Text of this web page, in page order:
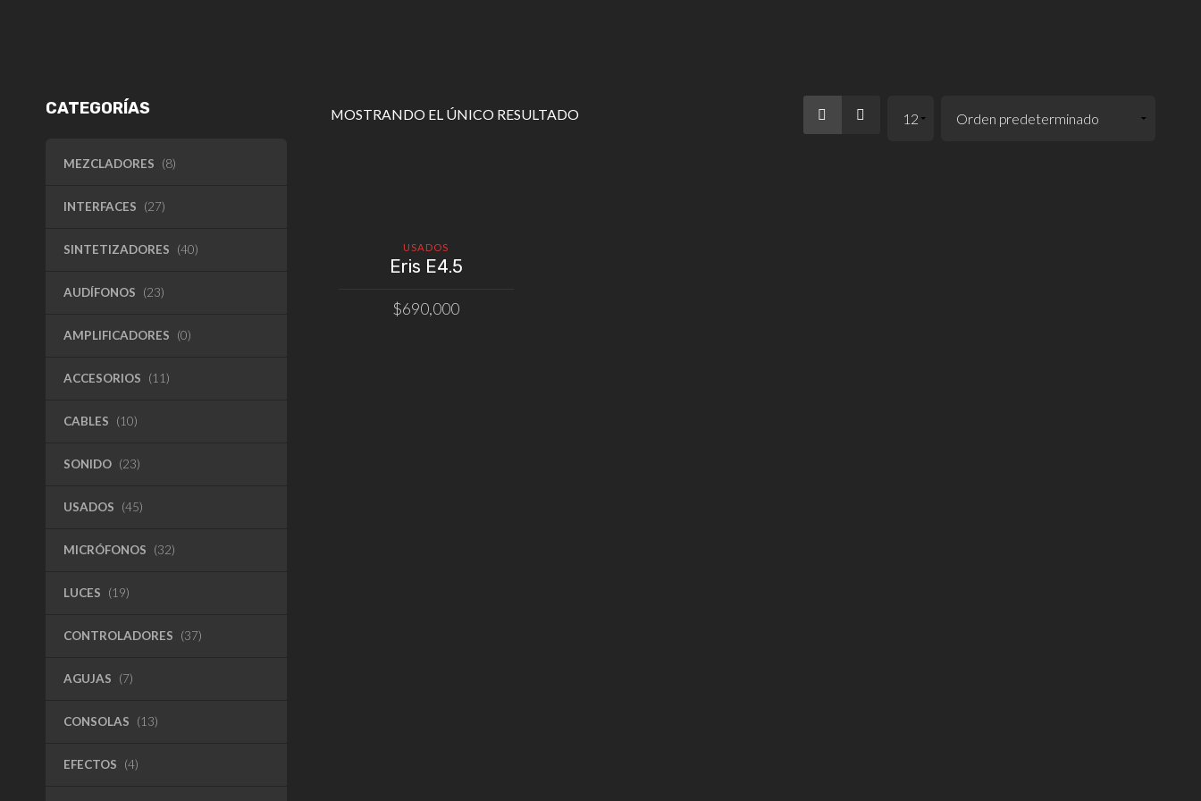
CATEGORÍAS
MEZCLADORES (8)
INTERFACES (27)
SINTETIZADORES (40)
AUDÍFONOS (23)
AMPLIFICADORES (0)
ACCESORIOS (11)
CABLES (10)
SONIDO (23)
USADOS (45)
MICRÓFONOS (32)
LUCES (19)
CONTROLADORES (37)
AGUJAS (7)
CONSOLAS (13)
EFECTOS (4)
MOSTRANDO EL ÚNICO RESULTADO
USADOS
Eris E4.5
$690,000